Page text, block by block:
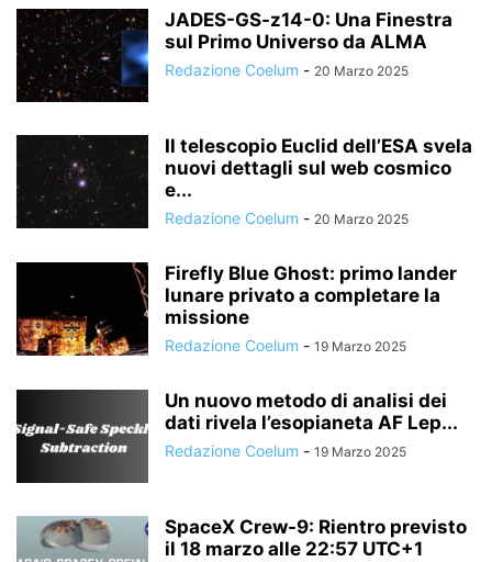
JADES-GS-z14-0: Una Finestra
sul Primo Universo da ALMA
Redazione Coelum - 20 Marzo 2025
Il telescopio Euclid dell’ESA svela
nuovi dettagli sul web cosmico
e...
Redazione Coelum - 20 Marzo 2025
Firefly Blue Ghost: primo lander
lunare privato a completare la
missione
Redazione Coelum - 19 Marzo 2025
Un nuovo metodo di analisi dei
dati rivela l’esopianeta AF Lep...
Redazione Coelum - 19 Marzo 2025
SpaceX Crew-9: Rientro previsto
il 18 marzo alle 22:57 UTC+1